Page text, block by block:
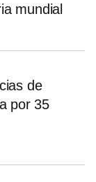
mundial
de
por 35